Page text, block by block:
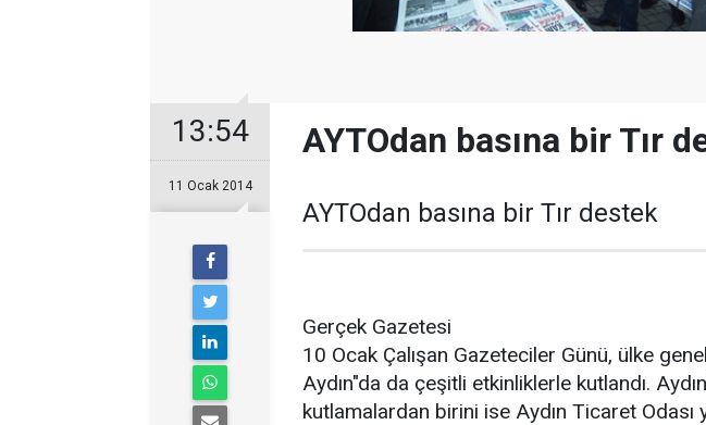
13:54
11 Ocak 2014
AYTOdan basına bir Tır
AYTOdan basına bir Tır destek
Gerçek Gazetesi
10 Ocak Çalışan Gazeteciler Günü, ülke
Aydın"da da çeşitli etkinliklerle kutlandı.
kutlamalardan birini ise Aydın Ticaret Odası